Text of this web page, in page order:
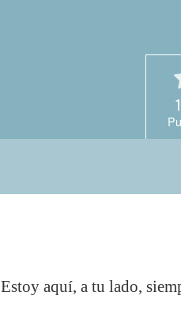
Estoy aquí, a tu lado,